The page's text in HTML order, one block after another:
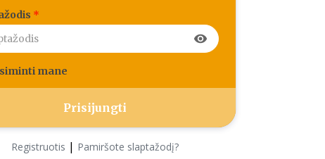
*
visibility
mane
Registruotis | Pamiršote slaptažodį?